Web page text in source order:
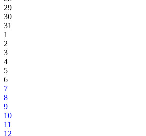
29
30
31
1
2
3
4
5
6
7
8
9
10
11
12